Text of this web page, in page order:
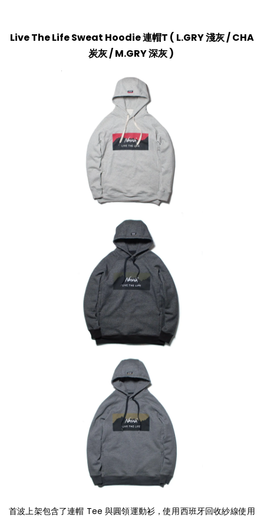
Live The Life Sweat Hoodie 連帽T ( L.GRY 淺灰 /CHA
炭灰 / M.GRY 深灰)
首波上架包含了連帽 Tee 與圓領運動衫，使用西班牙回收紗線使用